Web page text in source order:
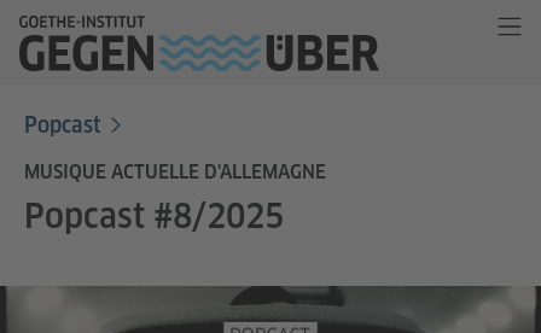
Popcast
MUSIQUE ACTUELLE D'ALLEMAGNE
Popcast #8/2025